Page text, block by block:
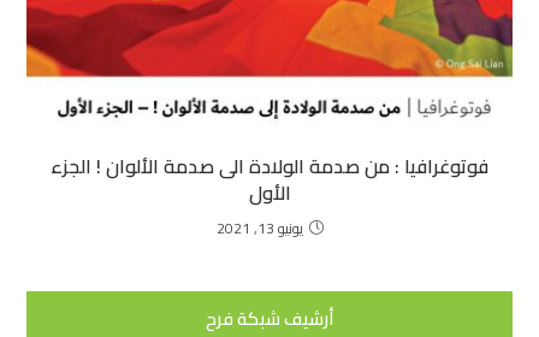
فوتوغرافيا : من صدمة الولادة الى صدمة الألوان ! الجزء
الأول
يونيو 13, 2021
أرشيف شبكة فرح